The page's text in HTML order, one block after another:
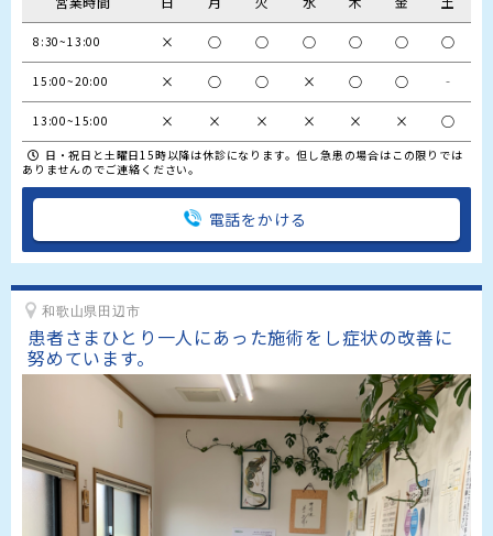
× ○ ○ ○ ○ ○ ○
15:00~20:00 × ○ ○ × ○ ○ ‐
13:00~15:00 × × × × × × ○
日・祝日と土曜日15時以降は休診になります。但し急患の場合はこの限りでは
ありませんのでご連絡ください。
電話をかける
和歌山県田辺市
患者さまひとり一人にあった施術をし症状の改善に
努めています。